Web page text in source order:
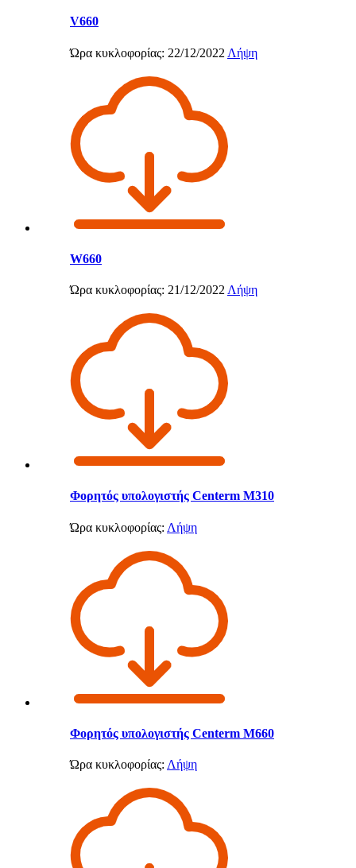
V660
Ώρα κυκλοφορίας: 22/12/2022 Λήψη
W660
Ώρα κυκλοφορίας: 21/12/2022 Λήψη
Φορητός υπολογιστής Centerm M310
Ώρα κυκλοφορίας: Λήψη
Φορητός υπολογιστής Centerm M660
Ώρα κυκλοφορίας: Λήψη